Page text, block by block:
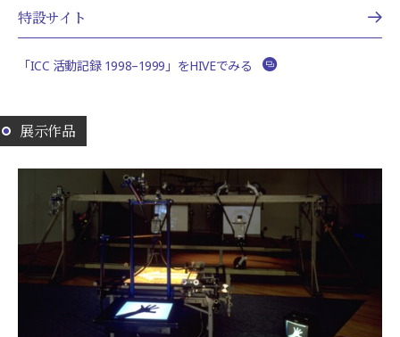
特設サイト
「ICC 活動記録 1998–1999」をHIVEでみる
展示作品